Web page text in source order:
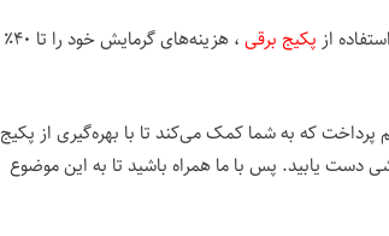
از پکیج برقی
، هزینه‌های گرمایش خود را تا ۴۰٪
که به شما کمک می‌کند تا با بهره‌گیری از پکیج
دست یابید. پس با ما همراه باشید تا به این موضوع